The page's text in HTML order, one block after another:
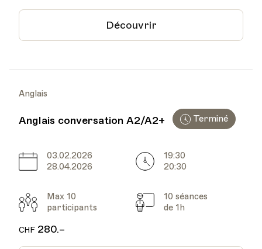
Découvrir
Anglais
Anglais conversation A2/A2+ Terminé
Date
03.02.2026
28.04.2026
Heure
19:30
20:30
Participants
Max 10
participants
Cours
10 séances
de 1h
CHF280.–